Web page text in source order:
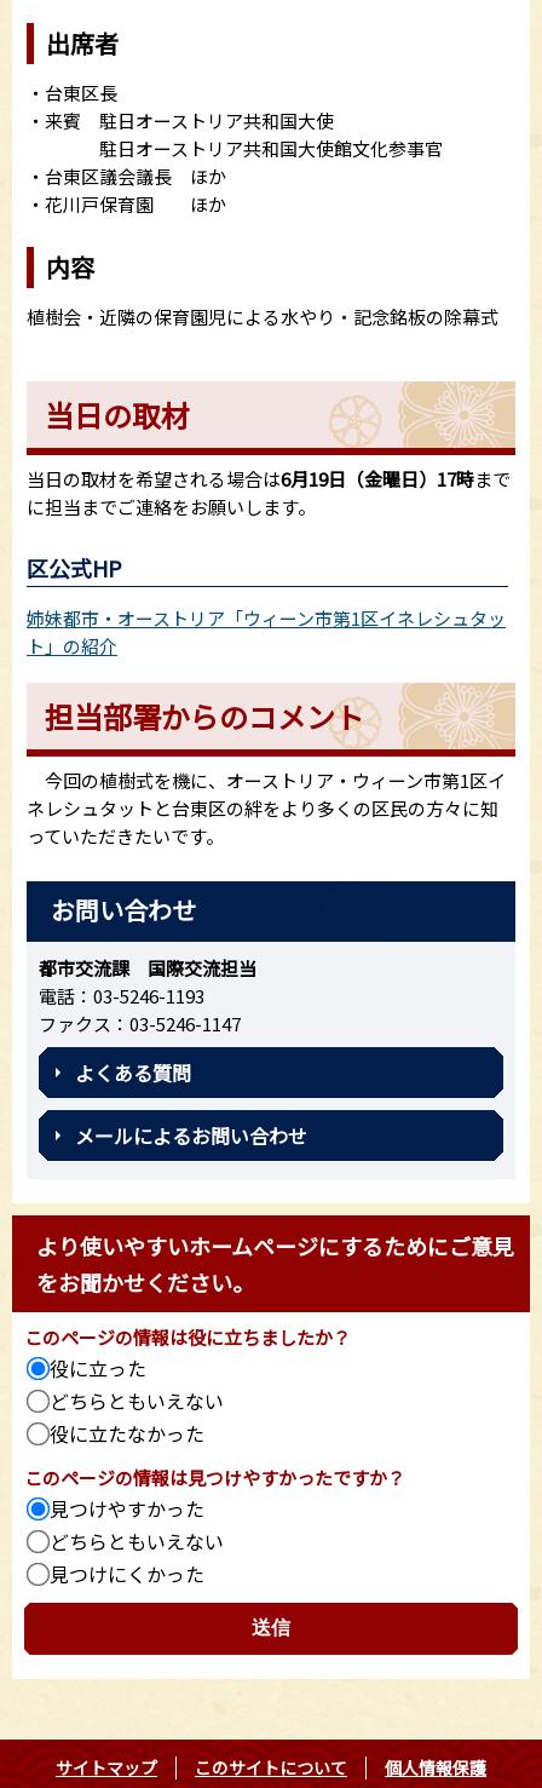
出席者
・台東区長
・来賓 駐日オーストリア共和国大使
駐日オーストリア共和国大使館文化参事官
・台東区議会議長 ほか
・花川戸保育園 ほか
内容
植樹会・近隣の保育園児による水やり・記念銘板の除幕式
当日の取材
当日の取材を希望される場合は6月19日（金曜日）17時まで
に担当までご連絡をお願いします。
区公式HP
姉妹都市・オーストリア「ウィーン市第1区イネレシュタッ
ト」の紹介
担当部署からのコメント
今回の植樹式を機に、オーストリア・ウィーン市第1区イ
ネレシュタットと台東区の絆をより多くの区民の方々に知
っていただきたいです。
お問い合わせ
都市交流課 国際交流担当
電話：03-5246-1193
ファクス：03-5246-1147
よくある質問
メールによるお問い合わせ
より使いやすいホームページにするためにご意見
をお聞かせください。
このページの情報は役に立ちましたか？
役に立った
どちらともいえない
役に立たなかった
このページの情報は見つけやすかったですか？
見つけやすかった
どちらともいえない
見つけにくかった
サイトマップ このサイトについて
個人情報保護